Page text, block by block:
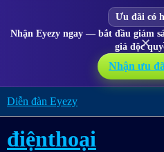
Ưu đãi có
Nhận Eyezy ngay — bắt đầu giám
giá độc
Nhận ưu
✕
Diễn đàn Eyezy
điệnthoại